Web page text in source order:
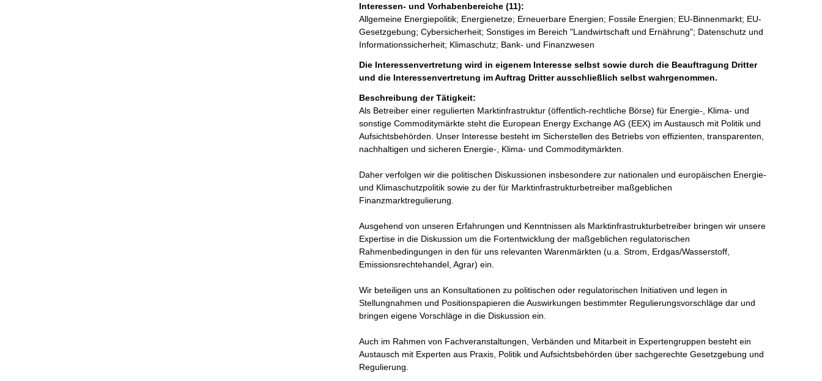
Interessen- und Vorhabenbereiche (11):
Allgemeine Energiepolitik; Energienetze; Erneuerbare Energien; Fossile Energien; EU-Binnenmarkt; EU-
Gesetzgebung; Cybersicherheit; Sonstiges im Bereich "Landwirtschaft und Ernährung"; Datenschutz und
Informationssicherheit; Klimaschutz; Bank- und Finanzwesen
Die Interessenvertretung wird in eigenem Interesse selbst sowie durch die Beauftragung Dritter
und die Interessenvertretung im Auftrag Dritter ausschließlich selbst wahrgenommen.
Beschreibung der Tätigkeit:
Als Betreiber einer regulierten Marktinfrastruktur (öffentlich-rechtliche Börse) für Energie-, Klima- und
sonstige Commoditymärkte steht die European Energy Exchange AG (EEX) im Austausch mit Politik und
Aufsichtsbehörden. Unser Interesse besteht im Sicherstellen des Betriebs von effizienten, transparenten,
nachhaltigen und sicheren Energie-, Klima- und Commoditymärkten.
Daher verfolgen wir die politischen Diskussionen insbesondere zur nationalen und europäischen Energie-
und Klimaschutzpolitik sowie zu der für Marktinfrastrukturbetreiber maßgeblichen
Finanzmarktregulierung.
Ausgehend von unseren Erfahrungen und Kenntnissen als Marktinfrastrukturbetreiber bringen wir unsere
Expertise in die Diskussion um die Fortentwicklung der maßgeblichen regulatorischen
Rahmenbedingungen in den für uns relevanten Warenmärkten (u.a. Strom, Erdgas/Wasserstoff,
Emissionsrechtehandel, Agrar) ein.
Wir beteiligen uns an Konsultationen zu politischen oder regulatorischen Initiativen und legen in
Stellungnahmen und Positionspapieren die Auswirkungen bestimmter Regulierungsvorschläge dar und
bringen eigene Vorschläge in die Diskussion ein.
Auch im Rahmen von Fachveranstaltungen, Verbänden und Mitarbeit in Expertengruppen besteht ein
Austausch mit Experten aus Praxis, Politik und Aufsichtsbehörden über sachgerechte Gesetzgebung und
Regulierung.